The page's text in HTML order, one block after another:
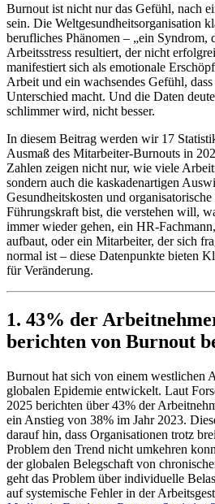
Burnout ist nicht nur das Gefühl, nach
sein. Die Weltgesundheitsorganisation
berufliches Phänomen – „ein Syndrom,
Arbeitsstress resultiert, der nicht
manifestiert sich als emotionale
Arbeit und ein wachsendes Gefühl,
Unterschied macht. Und die Daten
schlimmer wird, nicht besser.
In diesem Beitrag werden wir 17
Ausmaß des Mitarbeiter-Burnouts in
Zahlen zeigen nicht nur, wie viele
sondern auch die kaskadenartigen
Gesundheitskosten und
Führungskraft bist, die verstehen will,
immer wieder gehen, ein HR-
aufbaut, oder ein Mitarbeiter, der sich
normal ist – diese Datenpunkte bieten
für Veränderung.
1. 43% der
berichten von Burnout
Burnout hat sich von einem westlichen
globalen Epidemie entwickelt. Laut
2025 berichten über 43% der
ein Anstieg von 38% im Jahr 2023.
darauf hin, dass Organisationen trotz
Problem den Trend nicht umkehren
der globalen Belegschaft von
geht das Problem über individuelle
auf systemische Fehler in der